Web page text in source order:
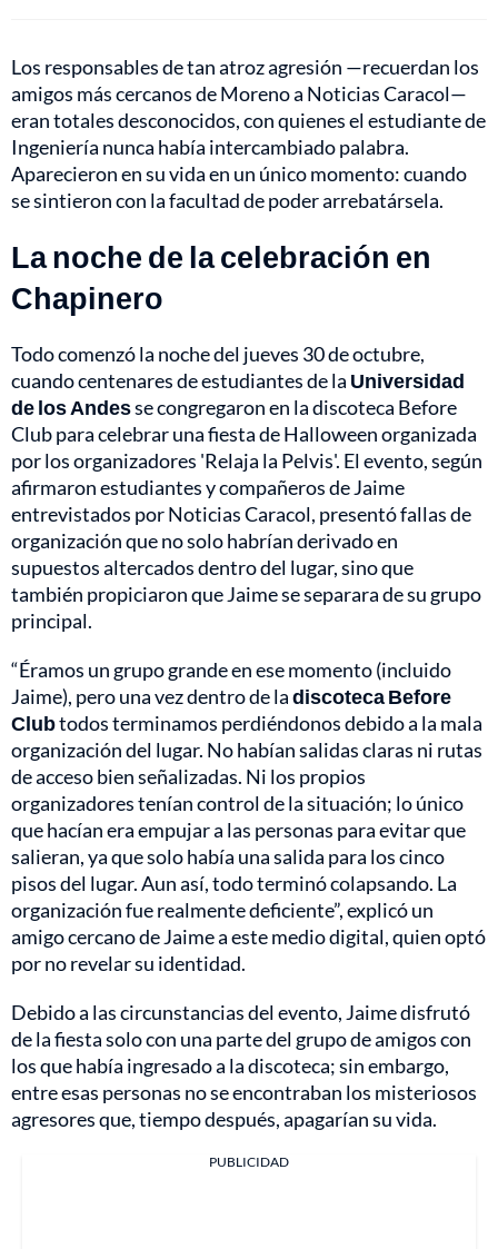
Los responsables de tan atroz agresión —recuerdan los
amigos más cercanos de Moreno a Noticias Caracol—
eran totales desconocidos, con quienes el estudiante de
Ingeniería nunca había intercambiado palabra.
Aparecieron en su vida en un único momento: cuando
se sintieron con la facultad de poder arrebatársela.
La noche de la celebración en
Chapinero
Todo comenzó la noche del jueves 30 de octubre,
cuando centenares de estudiantes de la Universidad
de los Andesse congregaron en la discoteca Before
Club para celebrar una fiesta de Halloween organizada
por los organizadores 'Relaja la Pelvis'. El evento, según
afirmaron estudiantes y compañeros de Jaime
entrevistados por Noticias Caracol, presentó fallas de
organización que no solo habrían derivado en
supuestos altercados dentro del lugar, sino que
también propiciaron que Jaime se separara de su grupo
principal.
“Éramos un grupo grande en ese momento (incluido
Jaime), pero una vez dentro de ladiscoteca Before
Clubtodos terminamos perdiéndonos debido a la mala
organización del lugar. No habían salidas claras ni rutas
de acceso bien señalizadas. Ni los propios
organizadores tenían control de la situación; lo único
que hacían era empujar a las personas para evitar que
salieran, ya que solo había una salida para los cinco
pisos del lugar. Aun así, todo terminó colapsando. La
organización fue realmente deficiente”, explicó un
amigo cercano de Jaime a este medio digital, quien optó
por no revelar su identidad.
Debido a las circunstancias del evento, Jaime disfrutó
de la fiesta solo con una parte del grupo de amigos con
los que había ingresado a la discoteca; sin embargo,
entre esas personas no se encontraban los misteriosos
agresores que, tiempo después, apagarían su vida.
PUBLICIDAD